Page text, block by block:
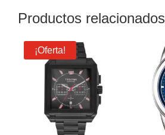
Productos relacionados
¡Oferta!